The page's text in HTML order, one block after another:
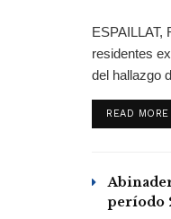
ESPAILLAT,
residentes
del hallazgo
READ MORE
período